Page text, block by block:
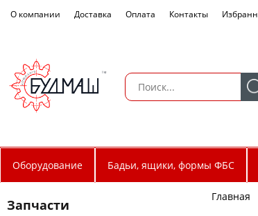
О компании Доставка Оплата Контакты
Оборудование Бадьи, ящики, формы ФБС
Запчасти
Главная